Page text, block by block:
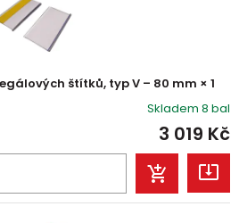
štítků, typ V – 80 mm × 1
Skladem 8 bal
3 019 Kč